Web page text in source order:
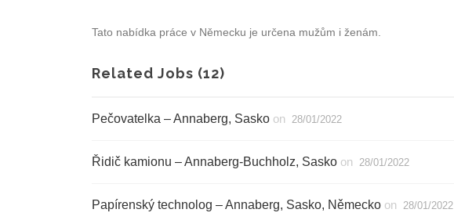
Tato nabídka práce v Německu je určena mužům i ženám.
Related Jobs (12)
Pečovatelka – Annaberg, Sasko on 28/01/2022
Řidič kamionu – Annaberg-Buchholz, Sasko on 28/01/2022
Papírenský technolog – Annaberg, Sasko, Německo on 28/01/2022